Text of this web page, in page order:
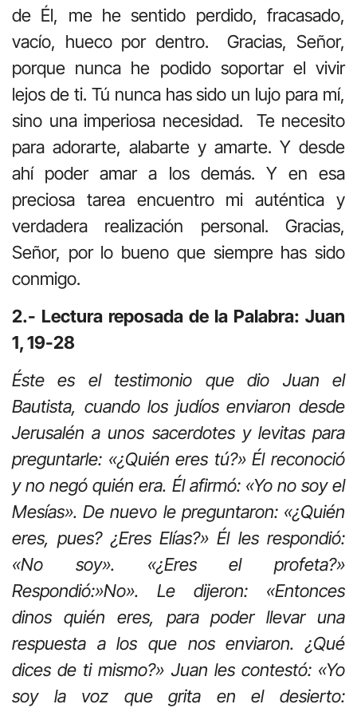
de Él, me he sentido perdido, fracasado,
vacío, hueco por dentro. Gracias, Señor,
porque nunca he podido soportar el vivir
lejos de ti. Tú nunca has sido un lujo para mí,
sino una imperiosa necesidad. Te necesito
para adorarte, alabarte y amarte. Y desde
ahí poder amar a los demás. Y en esa
preciosa tarea encuentro mi auténtica y
verdadera realización personal. Gracias,
Señor, por lo bueno que siempre has sido
conmigo.
2.- Lectura reposada de la Palabra: Juan
1, 19-28
Éste es el testimonio que dio Juan el
Bautista, cuando los judíos enviaron desde
Jerusalén a unos sacerdotes y levitas para
preguntarle: «¿Quién eres tú?» Él reconoció
y no negó quién era. Él afirmó: «Yo no soy el
Mesías». De nuevo le preguntaron: «¿Quién
eres, pues? ¿Eres Elías?» Él les respondió:
«No soy». «¿Eres el profeta?»
Respondió:»No». Le dijeron: «Entonces
dinos quién eres, para poder llevar una
respuesta a los que nos enviaron. ¿Qué
dices de ti mismo?» Juan les contestó: «Yo
soy la voz que grita en el desierto: